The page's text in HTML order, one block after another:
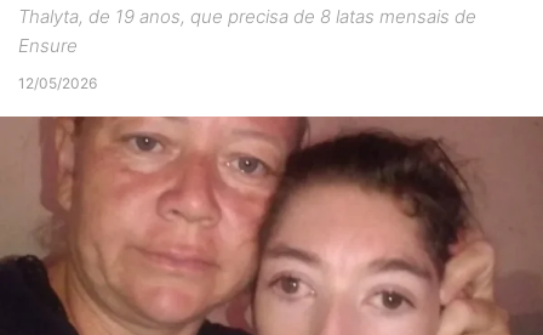
Thalyta, de 19 anos, que precisa de 8 latas mensais de
Ensure
12/05/2026